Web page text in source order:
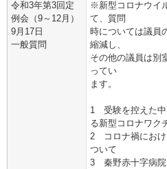
令和3年第3回定
例会（9～12月）
9月17日
一般質問
※新型コロナウイ
て、質問
時については議員
縮減し、
その他の議員は別
ってい
ます。
1 受験を控えた中
る新型コロナワク
2 コロナ禍におけ
ついて
3 秦野赤十字病院